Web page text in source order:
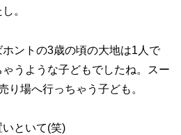
。
ントの3歳の頃の大地は1人で
うような子どもでしたね。スー
り場へ行っちゃう子ども。
といて(笑)